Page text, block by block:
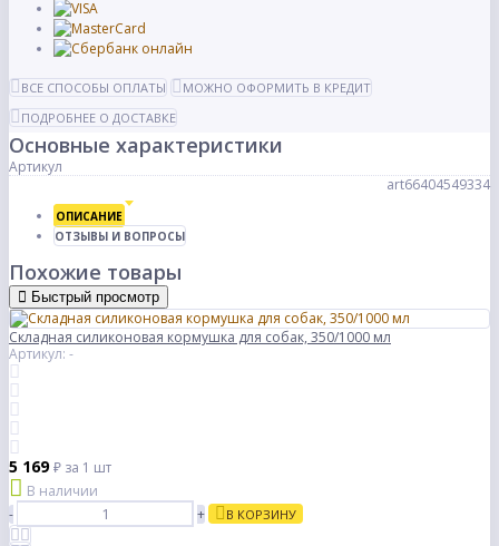
ВСЕ СПОСОБЫ ОПЛАТЫ
МОЖНО ОФОРМИТЬ В КРЕДИТ
ПОДРОБНЕЕ О ДОСТАВКЕ
Основные характеристики
Артикул
art66404549334
ОПИСАНИЕ
ОТЗЫВЫ И ВОПРОСЫ
Похожие товары
Быстрый просмотр
Складная силиконовая кормушка для собак, 350/1000 мл
Артикул: -
5 169₽ за 1 шт
В наличии
-
+ В КОРЗИНУ